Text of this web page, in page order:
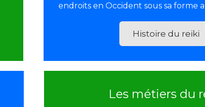
endroits en Occident sous sa forme
Histoire du reiki
Les métiers du